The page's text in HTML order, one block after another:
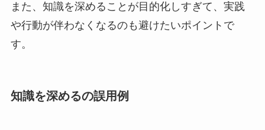
また、知識を深めることが目的化しすぎて、実践
や行動が伴わなくなるのも避けたいポイントで
す。
知識を深めるの誤用例